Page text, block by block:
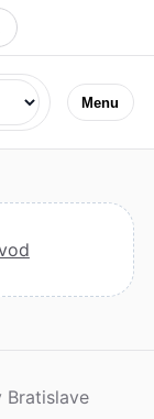
Menu
Jazyk